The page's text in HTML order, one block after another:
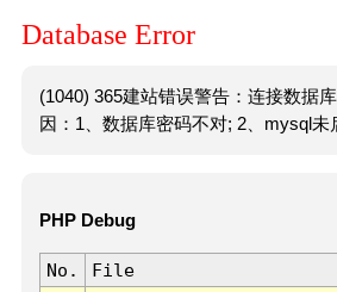
Database Error
(1040) 365建站错误警告：连接数据
因：1、数据库密码不对; 2、mysql未
PHP Debug
No. File